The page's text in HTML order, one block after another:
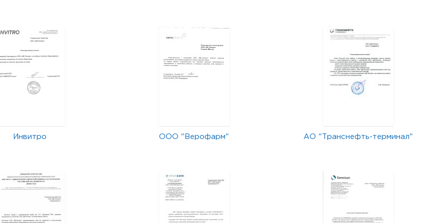
Инвитро ООО "Верофарм" АО "Транснефть-терминал"